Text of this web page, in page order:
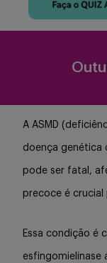
Cadastrar
A ASMD
doença genética
pode ser fatal,
precoce é crucial
Essa condição é
esfingomielinase